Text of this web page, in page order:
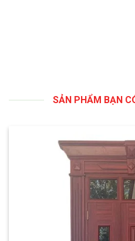
SẢN PHẨM BẠN